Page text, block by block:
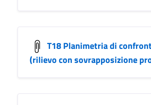
T18 Planimetria di
(rilievo con sovrapposizione